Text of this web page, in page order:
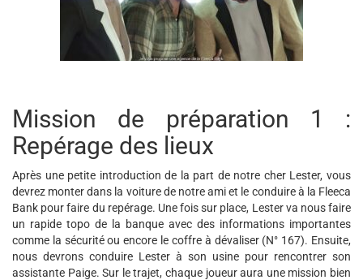
Mission de préparation 1 :
Repérage des lieux
Après une petite introduction de la part de notre cher Lester, vous
devrez monter dans la voiture de notre ami et le conduire à la Fleeca
Bank pour faire du repérage. Une fois sur place, Lester va nous faire
un rapide topo de la banque avec des informations importantes
comme la sécurité ou encore le coffre à dévaliser (N° 167). Ensuite,
nous devrons conduire Lester à son usine pour rencontrer son
assistante Paige. Sur le trajet, chaque joueur aura une mission bien